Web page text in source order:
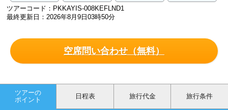
ツアーコード：PKKAYIS-008KEFLND1
最終更新日：2026年8月9日03時50分
空席問い合わせ（無料）
ツアーの
ポイント
日程表 旅行代金 旅行条件